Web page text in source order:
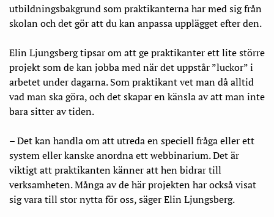
utbildningsbakgrund som praktikanterna har med sig från
skolan och det gör att du kan anpassa upplägget efter den.
Elin Ljungsberg tipsar om att ge praktikanter ett lite större
projekt som de kan jobba med när det uppstår ”luckor” i
arbetet under dagarna. Som praktikant vet man då alltid
vad man ska göra, och det skapar en känsla av att man inte
bara sitter av tiden.
– Det kan handla om att utreda en speciell fråga eller ett
system eller kanske anordna ett webbinarium. Det är
viktigt att praktikanten känner att hen bidrar till
verksamheten. Många av de här projekten har också visat
sig vara till stor nytta för oss, säger Elin Ljungsberg.